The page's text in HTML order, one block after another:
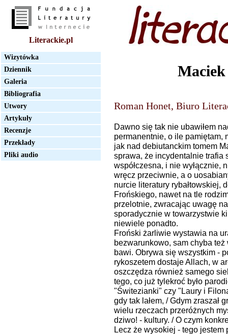
Literackie.pl
Wizytówka
Dziennik
Galeria
Bibliografia
Utwory
Artykuły
Recenzje
Przekłady
Pliki audio
Roman Honet, Biuro
Dawno się tak nie ubawiłem
permanentnie, o ile pamiętam,
jak nad debiutanckim tomem
sprawa, że incydentalnie trafia
współczesna, i nie wyłącznie,
wręcz przeciwnie, a o
nurcie literatury rybałtowskiej,
Frońskiego, nawet na tle
przelotnie, zwracając uwagę
sporadycznie w towarzystwie
niewiele ponadto.
Froński żarliwie wystawia na
bezwarunkowo, sam chyba
bawi. Obrywa się wszystkim -
rykoszetem dostaje Allach, w
oszczędza również samego
tego, co już tylekroć było
"Świtezianki" czy "Laury i
gdy tak lałem, / Gdym zraszał
wielu rzeczach przeróżnych
dziwo! - kultury. / O czym
Lecz że wysokiej - tego jestem